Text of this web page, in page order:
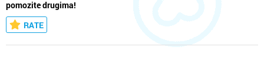
pomozite drugima!
RATE